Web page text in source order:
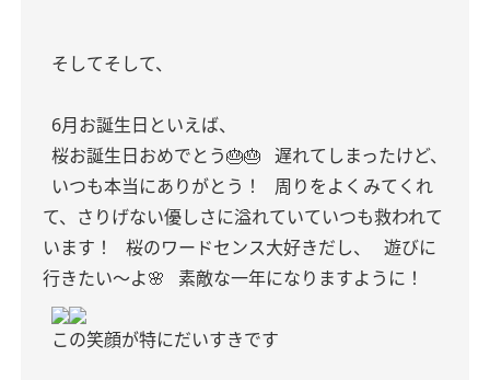
そしてそして、
6月お誕生日といえば、
桜お誕生日おめでとう🎂🎂 遅れてしまったけど、
いつも本当にありがとう！
周りをよくみてくれ
て、さりげない優しさに溢れていていつも救われて
います！
桜のワードセンス大好きだし、
遊びに
行きたい〜よ🌸
素敵な一年になりますように！
この笑顔が特にだいすきです